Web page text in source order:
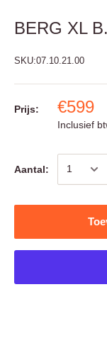
BERG XL
SKU:07.10.21.00
Prijs: €599
Inclusief
Aantal: